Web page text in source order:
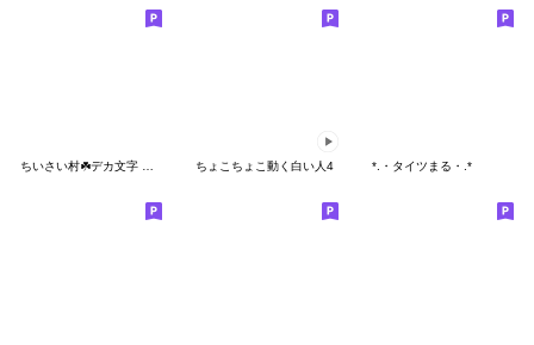
ちょこちょこ動く白い人4 *.・タイツまる・.*